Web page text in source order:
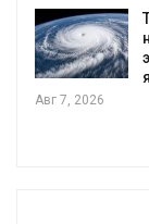
Тайфун,
несколько
явлениями